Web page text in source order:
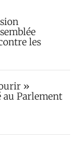
les
»
Parlement